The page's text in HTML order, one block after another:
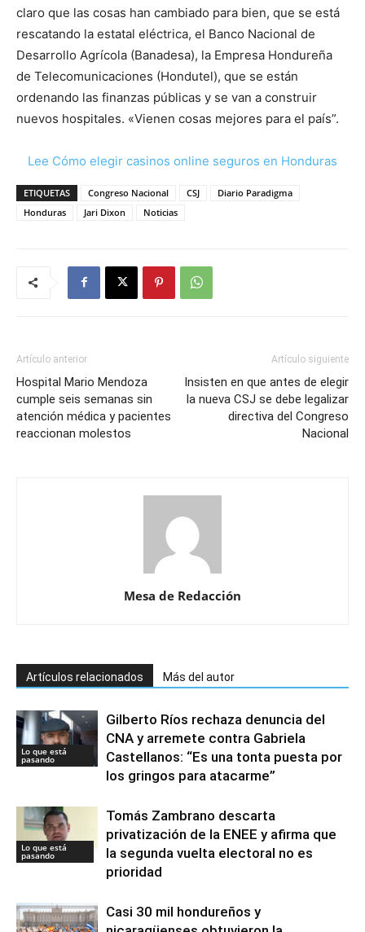
claro que las cosas han cambiado para bien, que se está
rescatando la estatal eléctrica, el Banco Nacional de
Desarrollo Agrícola (Banadesa), la Empresa Hondureña
de Telecomunicaciones (Hondutel), que se están
ordenando las finanzas públicas y se van a construir
nuevos hospitales. «Vienen cosas mejores para el país”.
Lee Cómo elegir casinos online seguros en Honduras
ETIQUETAS Congreso Nacional CSJ
Diario Paradigma
Honduras
Jari Dixon Noticias
Artículo anterior
Hospital Mario Mendoza
cumple seis semanas sin
atención médica y pacientes
reaccionan molestos
Artículo siguiente
Insisten en que antes de elegir
la nueva CSJ se debe legalizar
directiva del Congreso
Nacional
Mesa de Redacción
Artículos relacionados Más del autor
Lo que está
pasando
Gilberto Ríos rechaza denuncia del
CNA y arremete contra Gabriela
Castellanos: “Es una tonta puesta por
los gringos para atacarme”
Lo que está
pasando
Tomás Zambrano descarta
privatización de la ENEE y afirma que
la segunda vuelta electoral no es
prioridad
Casi 30 mil hondureños y